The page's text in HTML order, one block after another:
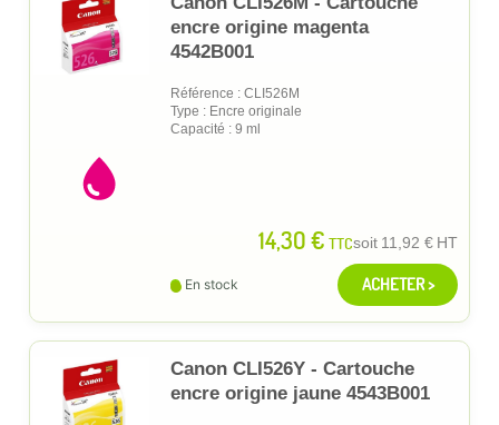
encre origine magenta
4542B001
Référence : CLI526M
Type : Encre originale
Capacité : 9 ml
14,30 € TTCsoit 11,92 € HT
En stock ACHETER >
Canon CLI526Y - Cartouche
encre origine jaune 4543B001